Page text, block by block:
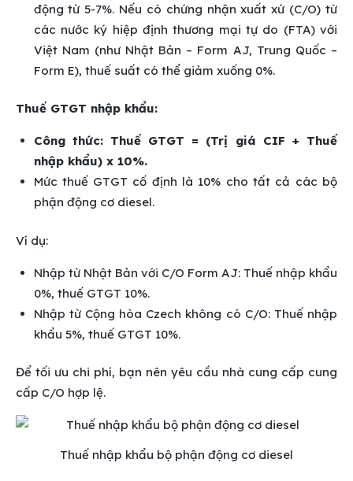
động từ 5-7%. Nếu có chứng nhận xuất xứ (C/O) từ
các nước ký hiệp định thương mại tự do (FTA) với
Việt Nam (như Nhật Bản – Form AJ, Trung Quốc –
Form E), thuế suất có thể giảm xuống 0%.
Thuế GTGT nhập khẩu:
Công thức: Thuế GTGT = (Trị giá CIF + Thuế
nhập khẩu) x 10%.
Mức thuế GTGT cố định là 10% cho tất cả các bộ
phận động cơ diesel.
Ví dụ:
Nhập từ Nhật Bản với C/O Form AJ: Thuế nhập khẩu
0%, thuế GTGT 10%.
Nhập từ Cộng hòa Czech không có C/O: Thuế nhập
khẩu 5%, thuế GTGT 10%.
Để tối ưu chi phí, bạn nên yêu cầu nhà cung cấp cung
cấp C/O hợp lệ.
Thuế nhập khẩu bộ phận động cơ diesel